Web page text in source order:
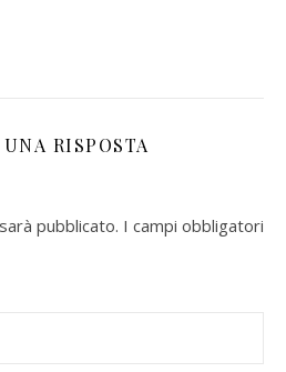
RISPOSTA
pubblicato. I campi obbligatori